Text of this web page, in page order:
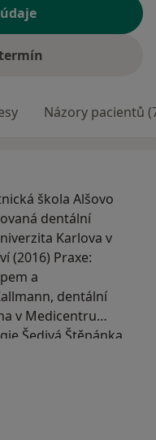
Názory pacientů
škola Alšovo
dentální
Karlova v
(2016) Praxe:
a
dentální
v Medicentru
Šedivá Štěpánka
DiS. vlastní
pro dent.hyg.
dentální dny. Školící
Ivo, CSc.